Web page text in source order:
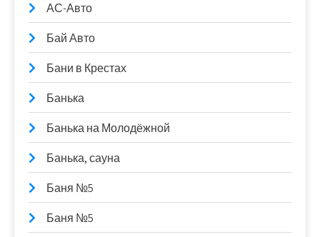
АС-Авто
Бай Авто
Бани в Крестах
Банька
Банька на Молодёжной
Банька, сауна
Баня №5
Баня №5